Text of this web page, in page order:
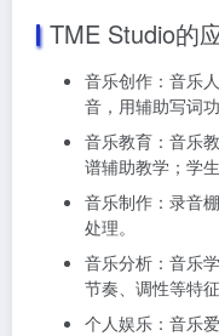
TME Studio的
音乐创作：音乐
音，用辅助写词
音乐教育：音乐
谱辅助教学；学
音乐制作：录音
处理。
音乐分析：音乐
节奏、调性等特
个人娱乐：音乐